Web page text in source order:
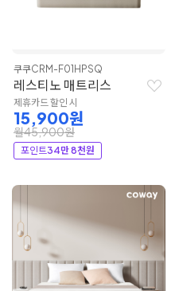
쿠쿠CRM-F01HPSQ
레스티노 매트리스
제휴카드 할인 시
15,900원
월45,900원
포인트34만 8천원